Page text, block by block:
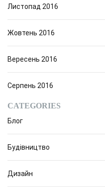
Листопад 2016
Жовтень 2016
Вересень 2016
Серпень 2016
CATEGORIES
Блог
Будівництво
Дизайн